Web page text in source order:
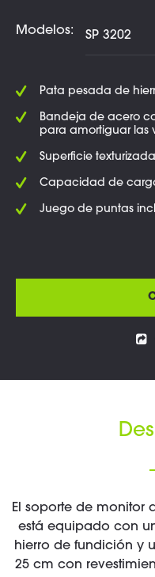
Modelos:
Pata pesada de
Bandeja de acero
para amortiguar las
Superficie
Capacidad de
Juego de puntas
El soporte de monitor
está equipado con
hierro de fundición y
25 cm con